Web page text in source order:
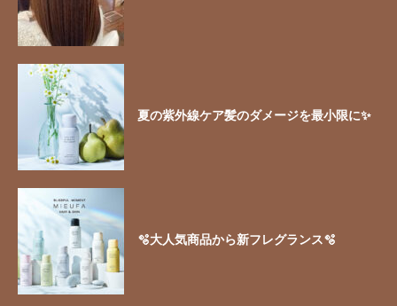
夏の紫外線ケア髪のダメージを最小限に✨
🫧大人気商品から新フレグランス🫧